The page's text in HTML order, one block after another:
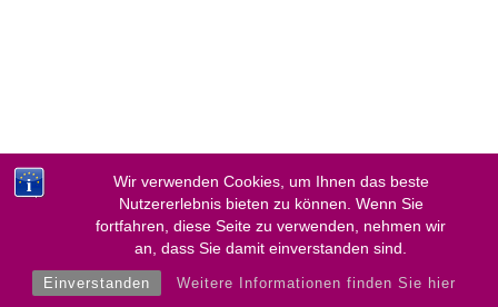
Wir verwenden Cookies, um Ihnen das beste
Nutzererlebnis bieten zu können. Wenn Sie
fortfahren, diese Seite zu verwenden, nehmen wir
an, dass Sie damit einverstanden sind.
Einverstanden Weitere Informationen finden Sie hier